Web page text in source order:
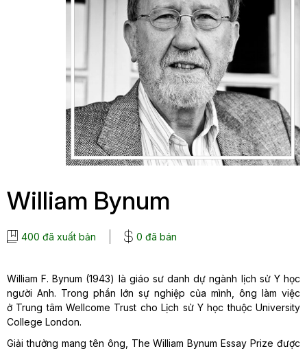
William Bynum
400 đã xuất bản 0 đã bán
William F. Bynum (1943) là giáo sư danh dự ngành lịch sử Y học
người Anh. Trong phần lớn sự nghiệp của mình, ông làm việc
ở Trung tâm Wellcome Trust cho Lịch sử Y học thuộc University
College London.
Giải thưởng mang tên ông, The William Bynum Essay Prize được